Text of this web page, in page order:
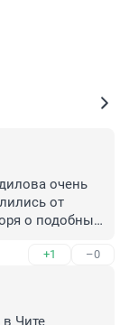
очень
от
о подобных
лапы
+1 –0
Чите